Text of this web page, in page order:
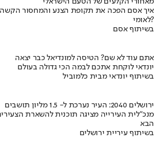
לאומי?
בשיתוף אסם
אתם עוד לא שם? הטיסה למונדיאל כבר יצאה
יונדאי לוקחת אתכם לבמה הכי גדולה בעולם
בשיתוף יונדאי מבית כלמוביל
ירושלים 2040: העיר נערכת ל- 1.5 מליון תושבים
מנכ"לית העירייה מציגה תוכנית להשארת
הבא
בשיתוף עיריית ירושלים